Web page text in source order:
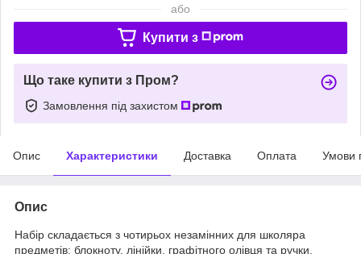
або
Купити з
Що таке купити з Пром?
Замовлення під захистом
Опис Характеристики Доставка Оплата Умови
Опис
Набір складається з чотирьох незамінних для школяра
предметів: блокноту, лінійки, графітного олівця та ручки.